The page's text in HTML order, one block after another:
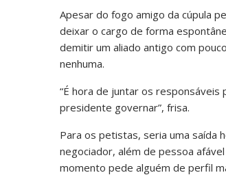
Apesar do fogo amigo da cúpula
deixar o cargo de forma
demitir um aliado antigo com
nenhuma.
“É hora de juntar os
presidente governar”, frisa.
Para os petistas, seria uma saída
negociador, além de pessoa
momento pede alguém de perfil